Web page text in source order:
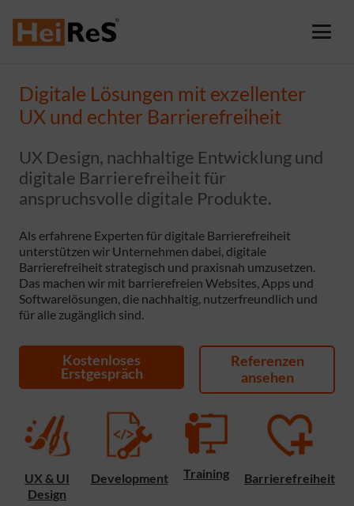
Digitale Lösungen mit exzellenter
UX und echter Barrierefreiheit
UX Design, nachhaltige Entwicklung und
digitale Barrierefreiheit für
anspruchsvolle digitale Produkte.
Als erfahrene Experten für digitale Barrierefreiheit
unterstützen wir Unternehmen dabei, digitale
Barrierefreiheit strategisch und praxisnah umzusetzen.
Das machen wir mit barrierefreien Websites, Apps und
Softwarelösungen, die nachhaltig, nutzerfreundlich und
für alle zugänglich sind.
Kostenloses
Erstgespräch
Referenzen
ansehen
UX & UI
Design
Development Training Barrierefreiheit